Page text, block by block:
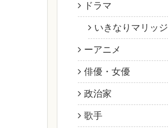
ドラマ
いきなりマリッジ
ーアニメ
俳優・女優
政治家
歌手